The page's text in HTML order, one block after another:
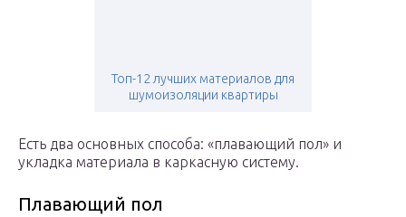
Топ-12 лучших материалов для
шумоизоляции квартиры
Есть два основных способа: «плавающий пол» и
укладка материала в каркасную систему.
Плавающий пол